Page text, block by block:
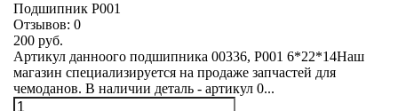
Подшипник Р001
Отзывов: 0
200 руб.
Артикул данноого подшипника 00336, Р001 6*22*14Наш
магазин специализируется на продаже запчастей для
чемоданов. В наличии деталь - артикул 0...